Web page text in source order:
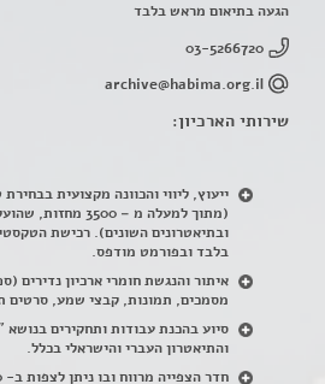
הגעה בתיאום מראש בלבד
03-5266720
archive@habima.org.il
שירותי הארכיון:
ייעוץ, ליווי והכוונה מקצועית
(מתוך למעלה מ – 3500
ובתיאטרונים השונים). רכישת
בלבד ובפורמט מודפס.
איתור והנגשת חומרי ארכיון נדירים (
מסמכים, תמונות, קבצי שמע, סרטים
סיוע בהכנת עבודות ותחקירים
והתיאטרון העברי והישראלי בכלל.